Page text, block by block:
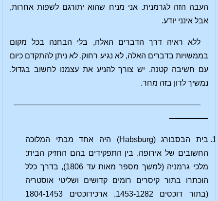
העבה הזה לגרמנית. אני מניח שהוא יתורגם לשפות אחרות,
אבל אינני יודע.
ללא ראיה דרך הדברים האלה, בלי הבחנה בכל מקום
בממשויות בדברים האלה, לא נגיע רחוק. לא ניתן להתקדם כיום
עם חשיבה קטנה. יש צורך להניע את עצמנו לחשוב בגדול.
נמשיך לדון בזה מחר.
————————————————————————
—————
בית הבסבורג (Habsburg) היה אחד מבתי המלוכה
החשובים של אירופה. בין התפקידים בהם החזיק הבית:
מלכי גרמניה (למשך מספר מאות עד 1806), בדרך כלל
הוכתרו בתור קיסרים רומים קדושים ושליטי אוסטריה
(בתור דוכסים 1453-1282, ארכידוכסים 1804-1453